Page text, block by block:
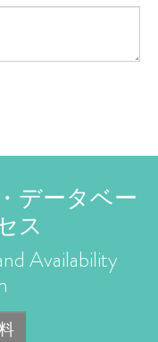
データベー
ス
Availability